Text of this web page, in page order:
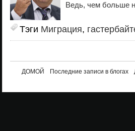
Ведь, чем больше
Тэги Миграция,
ДОМОЙ Последние записи в блогах